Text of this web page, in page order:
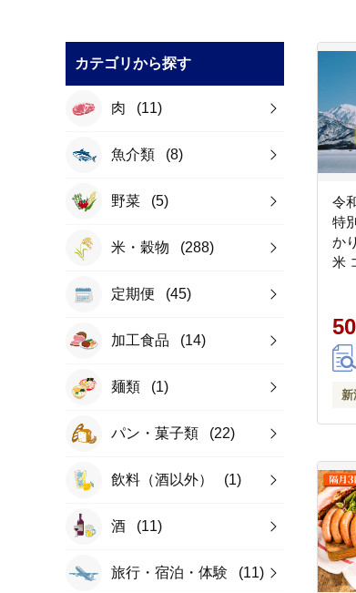
カテゴリから探す
肉 (11)
魚介類 (8)
野菜 (5)
米・穀物 (288)
定期便 (45)
加工食品 (14)
麺類 (1)
パン・菓子類 (22)
飲料（酒以外） (1)
酒 (11)
旅行・宿泊・体験 (11)
令
特
か
米
新